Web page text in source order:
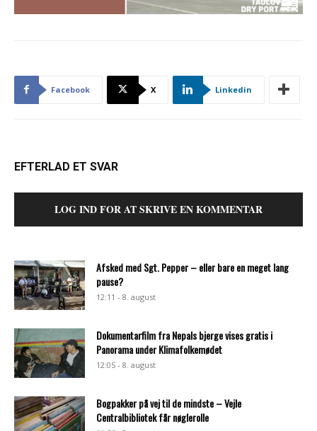
Facebook X Linkedin
EFTERLAD ET SVAR
LOG IND FOR AT SKRIVE EN KOMMENTAR
Afsked med Sgt. Pepper – eller bare en meget lang
pause?
12:11 - 8. august
Dokumentarfilm fra Nepals bjerge vises gratis i
Panorama under Klimafolkemødet
12:05 - 8. august
Bogpakker på vej til de mindste – Vejle
Centralbibliotek får nøglerolle